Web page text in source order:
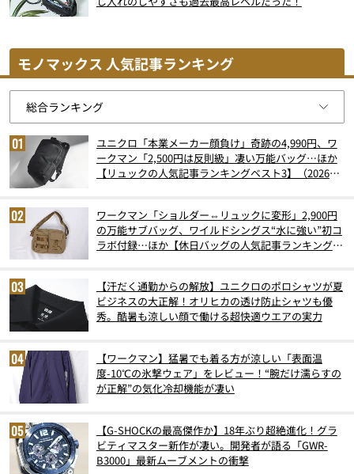
モノマックス 人気記事ランキング
ユニクロ「本業メーカー顔負け」奇跡の4,990円、ワ
ークマン「2,500円は反則級」凄い万能バッグ…ほか
【リュックの人気記事ランキングベスト3】（2026年
ワークマン「ショルダー⇔リュックに変形」2,900円
の万能サブバッグ、ワイルドシングス“水に強い”初コ
ラボ付録…ほか【休日バッグの人気記事ランキングベ
【汗だく通勤からの解放】ユニクロのポロシャツが夏
ビジネスの大正解！オリヒカの透け防止シャツも優
秀。酷暑も涼しい顔で働ける超快適ウエアの実力
【ワークマン】猛暑でも着る方が涼しい「表面温
度-10℃の氷撃ウェア」をレビュー！“腕だけ濡らすの
が正解”の気化冷却機能が凄い
【G-SHOCKの最高傑作か】18年ぶり超絶進化！グラ
ビティマスター新作が凄い。開発者が語る「GWR-
B3000」最新ムーブメントの衝撃